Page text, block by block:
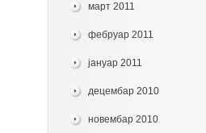
март 2011
фебруар 2011
јануар 2011
децембар 2010
новембар 2010